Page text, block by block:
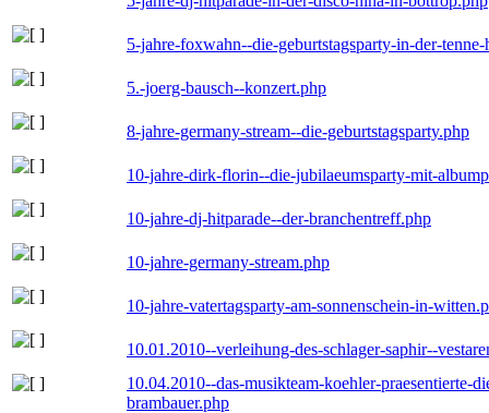
5-jahre-foxwahn--die-geburtstagsparty-in-der-tenne-
5.-joerg-bausch--konzert.php
8-jahre-germany-stream--die-geburtstagsparty.php
10-jahre-dirk-florin--die-jubilaeumsparty-mit-
10-jahre-dj-hitparade--der-branchentreff.php
10-jahre-germany-stream.php
10-jahre-vatertagsparty-am-sonnenschein-in-
10.01.2010--verleihung-des-schlager-saphir--
10.04.2010--das-musikteam-koehler-praesentierte-
brambauer.php